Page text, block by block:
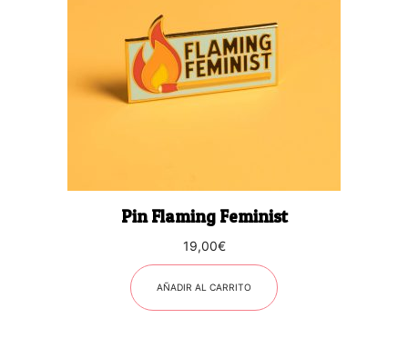
Pin Flaming Feminist
19,00€
AÑADIR AL CARRITO